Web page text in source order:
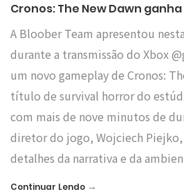
Cronos: The New Dawn
A Bloober Team apresentou
durante a transmissão do Xbox
um novo gameplay de Cronos:
título de survival horror do
com mais de nove minutos de
diretor do jogo, Wojciech
detalhes da narrativa e da
Continuar Lendo →